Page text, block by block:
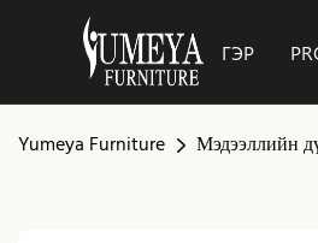
ГЭР
Yumeya Furniture Мэдээллийн